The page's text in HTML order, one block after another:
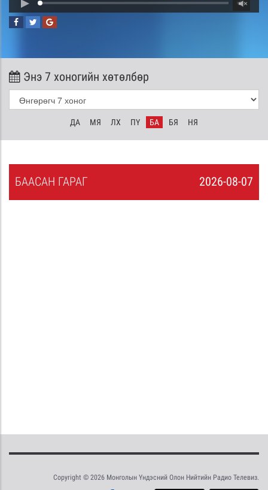
Энэ 7 хоногийн хөтөлбөр
ДА МЯ ЛХ ПҮ БА БЯ НЯ
2026-08-07
БААСАН ГАРАГ
Copyright © 2026 Монголын Үндэсний Олон Нийтийн Радио Телевиз.